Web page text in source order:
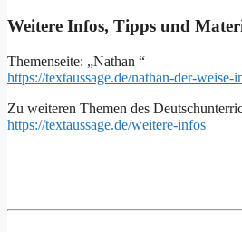
Weitere Infos, Tipps und
Themenseite: „Nathan “
https://textaussage.de/nathan-der-weise-
Zu weiteren Themen des
https://textaussage.de/weitere-infos